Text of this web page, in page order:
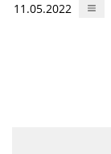
11.05.2022